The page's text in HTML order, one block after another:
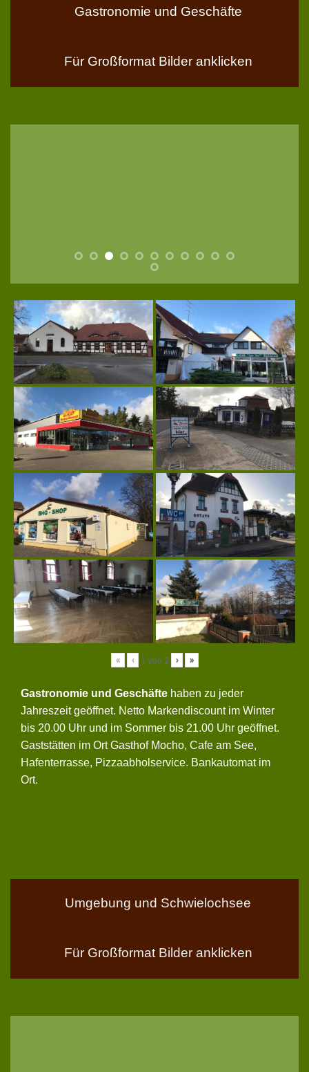
Gastronomie und Geschäfte
Für Großformat Bilder anklicken
« ‹ 1 von 2 › »
Gastronomie und Geschäfte haben zu jeder
Jahreszeit geöffnet. Netto Markendiscount im Winter
bis 20.00 Uhr und im Sommer bis 21.00 Uhr geöffnet.
Gaststätten im Ort Gasthof Mocho, Cafe am See,
Hafenterrasse, Pizzaabholservice. Bankautomat im
Ort.
Umgebung und Schwielochsee
Für Großformat Bilder anklicken